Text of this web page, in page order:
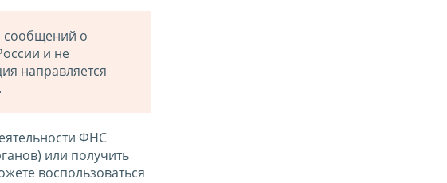
сообщений о
и не
направляется
ФНС
или получить
воспользоваться